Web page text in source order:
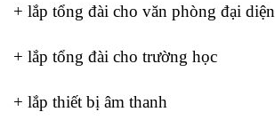
+ lắp tổng đài cho văn phòng đại diện
+ lắp tổng đài cho trường học
+ lắp thiết bị âm thanh